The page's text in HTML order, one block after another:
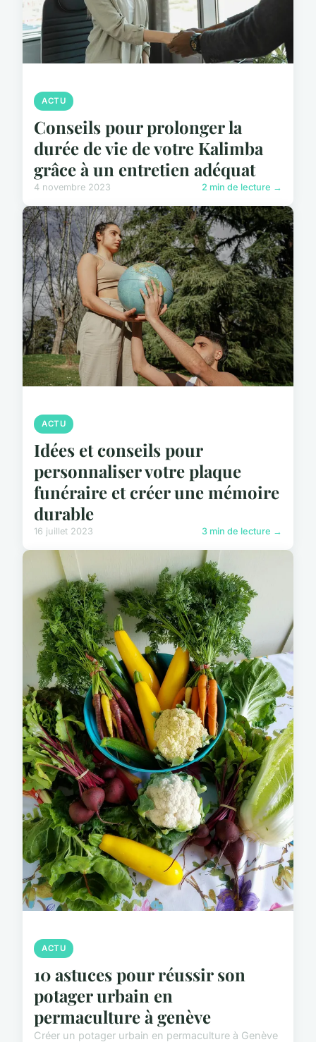
ACTU
Conseils pour prolonger la
durée de vie de votre Kalimba
grâce à un entretien adéquat
4 novembre 2023 2 min de lecture →
ACTU
Idées et conseils pour
personnaliser votre plaque
funéraire et créer une mémoire
durable
16 juillet 2023 3 min de lecture →
ACTU
10 astuces pour réussir son
potager urbain en
permaculture à genève
Créer un potager urbain en permaculture à Genève